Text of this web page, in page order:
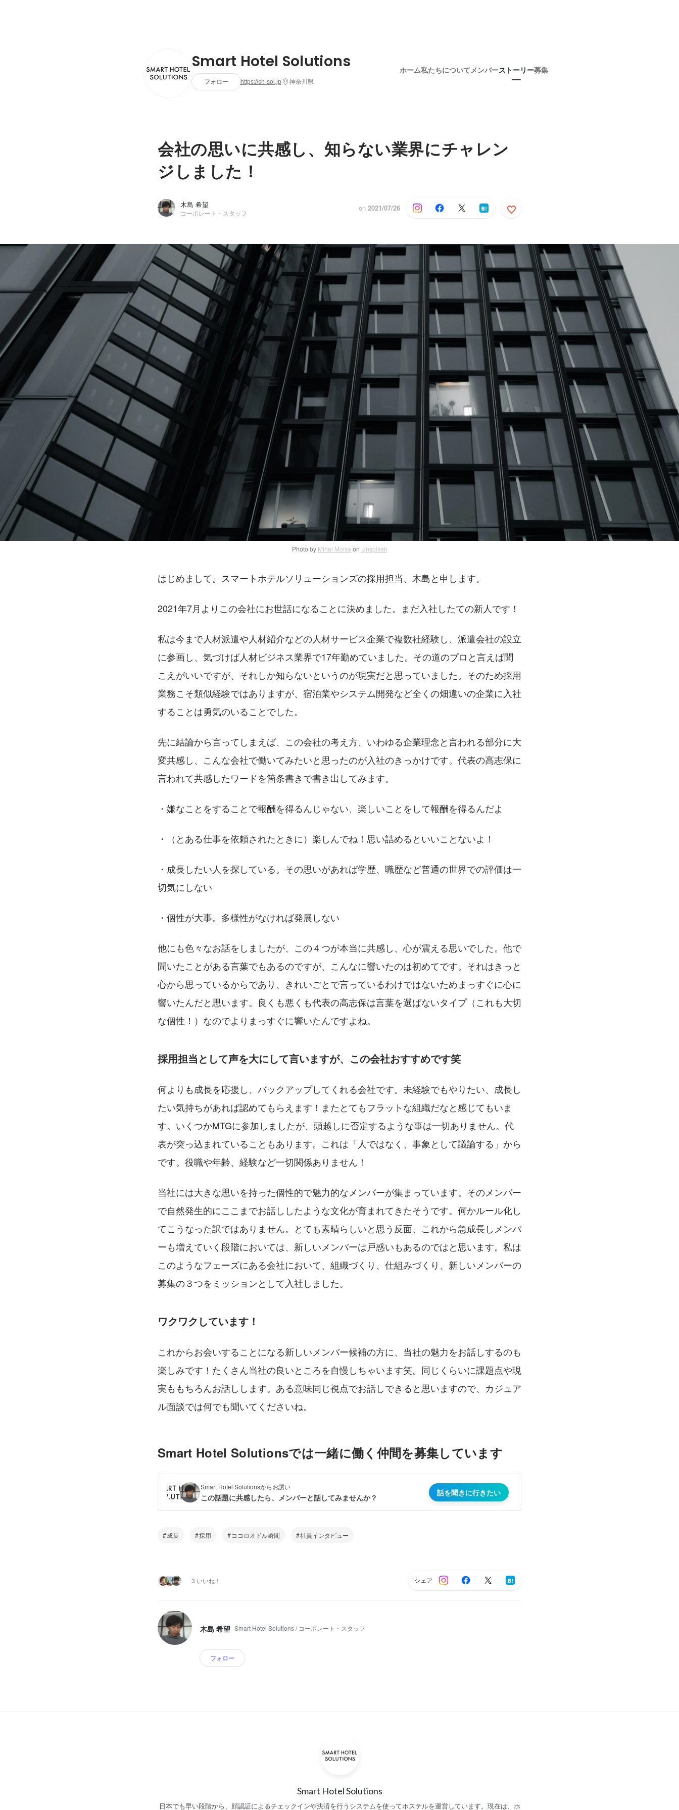
Smart Hotel Solutions
フォロー https://sh-sol.jp 神奈川県
ホーム私たちについて メンバーストーリー募集
会社の思いに共感し、知らない業界にチャレン
ジしました！
木島 希望
コーポレート・スタッフ
on 2021/07/26
Photo by Mihai Moisa on Unsplash
はじめまして。スマートホテルソリューションズの採用担当、木島と申します。
2021年7月よりこの会社にお世話になることに決めました。まだ入社したての新人です！
私は今まで人材派遣や人材紹介などの人材サービス企業で複数社経験し、派遣会社の設立
に参画し、気づけば人材ビジネス業界で17年勤めていました。その道のプロと言えば聞
こえがいいですが、それしか知らないというのが現実だと思っていました。そのため採用
業務こそ類似経験ではありますが、宿泊業やシステム開発など全くの畑違いの企業に入社
することは勇気のいることでした。
先に結論から言ってしまえば、この会社の考え方、いわゆる企業理念と言われる部分に大
変共感し、こんな会社で働いてみたいと思ったのが入社のきっかけです。代表の高志保に
言われて共感したワードを箇条書きで書き出してみます。
・嫌なことをすることで報酬を得るんじゃない、楽しいことをして報酬を得るんだよ
・（とある仕事を依頼されたときに）楽しんでね！思い詰めるといいことないよ！
・成長したい人を探している。その思いがあれば学歴、職歴など普通の世界での評価は一
切気にしない
・個性が大事。多様性がなければ発展しない
他にも色々なお話をしましたが、この４つが本当に共感し、心が震える思いでした。他で
聞いたことがある言葉でもあるのですが、こんなに響いたのは初めてです。それはきっと
心から思っているからであり、きれいごとで言っているわけではないためまっすぐに心に
響いたんだと思います。良くも悪くも代表の高志保は言葉を選ばないタイプ（これも大切
な個性！）なのでよりまっすぐに響いたんですよね。
採用担当として声を大にして言いますが、この会社おすすめです笑
何よりも成長を応援し、バックアップしてくれる会社です。未経験でもやりたい、成長し
たい気持ちがあれば認めてもらえます！またとてもフラットな組織だなと感じてもいま
す。いくつかMTGに参加しましたが、頭越しに否定するような事は一切ありません。代
表が突っ込まれていることもあります。これは「人ではなく、事象として議論する」から
です。役職や年齢、経験など一切関係ありません！
当社には大きな思いを持った個性的で魅力的なメンバーが集まっています。そのメンバー
で自然発生的にここまでお話ししたような文化が育まれてきたそうです。何かルール化し
てこうなった訳ではありません。とても素晴らしいと思う反面、これから急成長しメンバ
ーも増えていく段階においては、新しいメンバーは戸惑いもあるのではと思います。私は
このようなフェーズにある会社において、組織づくり、仕組みづくり、新しいメンバーの
募集の３つをミッションとして入社しました。
ワクワクしています！
これからお会いすることになる新しいメンバー候補の方に、当社の魅力をお話しするのも
楽しみです！たくさん当社の良いところを自慢しちゃいます笑。同じくらいに課題点や現
実ももちろんお話しします。ある意味同じ視点でお話しできると思いますので、カジュア
ル面談では何でも聞いてくださいね。
Smart Hotel Solutionsでは一緒に働く仲間を募集しています
Smart Hotel Solutionsからお誘い
この話題に共感したら、メンバーと話してみませんか？ 話を聞きに行きたい
木島 希望
Smart Hotel Solutions / コーポレート・スタッフ
成長 採用 ココロオドル瞬間 社員インタビュー
3 いいね！ シェア
木島 希望 Smart Hotel Solutions / コーポレート・スタッフ
フォロー
Smart Hotel Solutions
日本でも早い段階から、顔認証によるチェックインや決済を行うシステムを使ってホステルを運営しています。現在は、ホ